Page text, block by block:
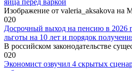
Изображение от valeria_aksakova на
020
Досрочный выход на пенсию в 2026
льготы на 10 лет и порядок
В российском законодательстве
020
Экономист озвучил 4 скрытых